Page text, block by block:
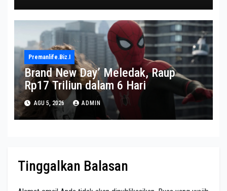
Premanlife.biz.i
Brand New Day’ Meledak, Raup
Rp17 Triliun dalam 6 Hari
AGU 5, 2026 ADMIN
Tinggalkan Balasan